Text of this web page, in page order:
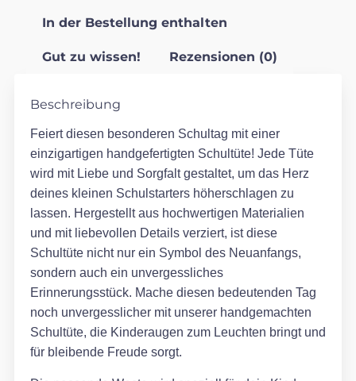
In der Bestellung enthalten
Gut zu wissen! Rezensionen (0)
Beschreibung
Feiert diesen besonderen Schultag mit einer
einzigartigen handgefertigten Schultüte! Jede Tüte
wird mit Liebe und Sorgfalt gestaltet, um das Herz
deines kleinen Schulstarters höherschlagen zu
lassen. Hergestellt aus hochwertigen Materialien
und mit liebevollen Details verziert, ist diese
Schultüte nicht nur ein Symbol des Neuanfangs,
sondern auch ein unvergessliches
Erinnerungsstück. Mache diesen bedeutenden Tag
noch unvergesslicher mit unserer handgemachten
Schultüte, die Kinderaugen zum Leuchten bringt und
für bleibende Freude sorgt.